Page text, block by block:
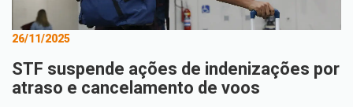
26/11/2025
STF suspende ações de indenizações por
atraso e cancelamento de voos